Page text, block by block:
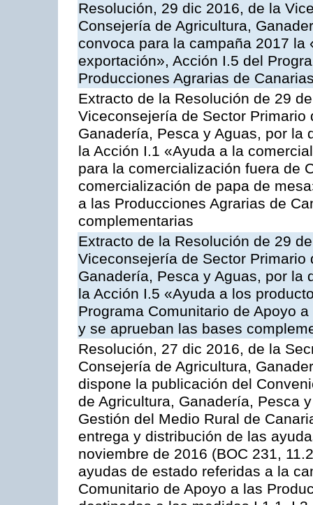
Resolución, 29 dic 2016, de la
Consejería de Agricultura,
convoca para la campaña 2017
exportación», Acción I.5 del
Producciones Agrarias de
Extracto de la Resolución de 29
Viceconsejería de Sector
Ganadería, Pesca y Aguas, por la
la Acción I.1 «Ayuda a la
para la comercialización fuera de
comercialización de papa de
a las Producciones Agrarias de
complementarias
Extracto de la Resolución de 29
Viceconsejería de Sector
Ganadería, Pesca y Aguas, por la
la Acción I.5 «Ayuda a los
Programa Comunitario de Apoyo
y se aprueban las bases
Resolución, 27 dic 2016, de la
Consejería de Agricultura,
dispone la publicación del
de Agricultura, Ganadería, Pesca
Gestión del Medio Rural de
entrega y distribución de las
noviembre de 2016 (BOC 231,
ayudas de estado referidas a la
Comunitario de Apoyo a las